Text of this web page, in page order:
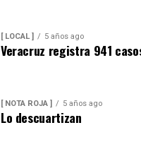
[ LOCAL ] 5 años ago
Veracruz registra 941
[ NOTA ROJA ] 5 años ago
Lo descuartizan